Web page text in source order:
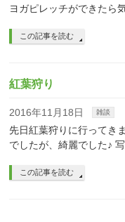
ヨガピレッチができたら
この記事を読む
紅葉狩り
2016年11月18日 雑談
先日紅葉狩りに行ってき
でしたが、綺麗でした♪
この記事を読む